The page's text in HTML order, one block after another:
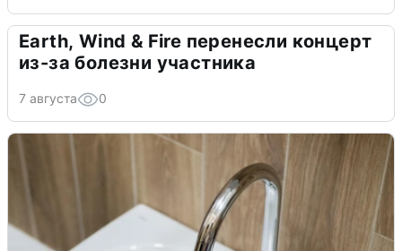
Earth, Wind & Fire перенесли концерт
из-за болезни участника
7 августа 0